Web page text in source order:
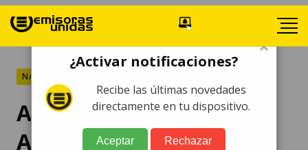
NACIONALES
Asistente virtual Súper
Amigo ofrece nuevas
×
¿Activar notificaciones?
Recibe las últimas novedades
directamente en tu dispositivo.
Aceptar Rechazar